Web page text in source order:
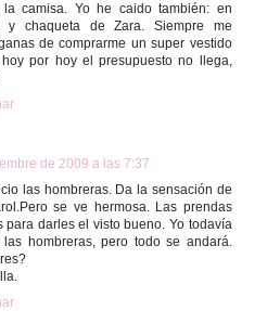
camisa. Yo he caido también: en
y chaqueta de Zara. Siempre me
de comprarme un super vestido
por hoy el presupuesto no llega,
de 2009 a las 7:37
las hombreras. Da la sensación de
se ve hermosa. Las prendas
para darles el visto bueno. Yo todavía
hombreras, pero todo se andará.